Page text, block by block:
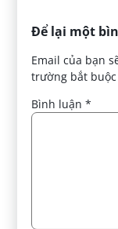
Để lại một
Email của bạn
trường bắt
Bình luận*